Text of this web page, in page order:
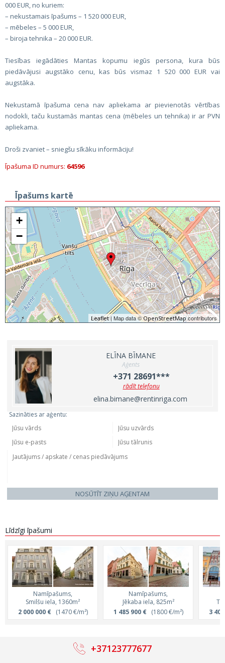
000 EUR, no kuriem:
– nekustamais īpašums – 1 520 000 EUR,
– mēbeles – 5 000 EUR,
– biroja tehnika – 20 000 EUR.
Tiesības iegādāties Mantas kopumu iegūs persona, kura būs
piedāvājusi augstāko cenu, kas būs vismaz 1 520 000 EUR vai
augstāka.
Nekustamā īpašuma cena nav apliekama ar pievienotās vērtības
nodokli, taču kustamās mantas cena (mēbeles un tehnika) ir ar PVN
apliekama.
Droši zvaniet – sniegšu sīkāku informāciju!
Īpašuma ID numurs: 64596
Īpašums kartē
+
−
Leaflet| Map data ©OpenStreetMapcontributors
ELĪNA BĪMANE
Aģents
+371 28691***
rādīt telefonu
elina.bimane@rentinriga.com
Sazināties ar aģentu:
NOSŪTĪT ZIŅU AĢENTAM
Līdzīgi īpašumi
Namīpašums,
Smilšu iela, 1360m²
2 000 000 €(1470 €/m²)
Namīpašums,
Jēkaba iela, 825m²
1 485 900 €(1800 €/m²)
3
+37123777677